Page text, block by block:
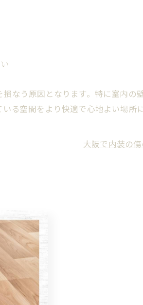
なう原因となります。特に室内の
る空間をより快適で心地よい場所
大阪で内装の